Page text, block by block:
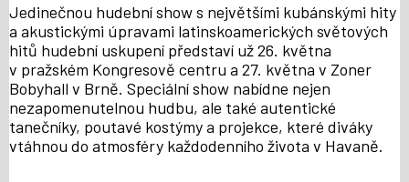
Jedinečnou hudební show s největšími kubánskými hity
a akustickými úpravami latinskoamerických světových
hitů hudební uskupení představí už 26. května
v pražském Kongresově centru a 27. května v Zoner
Bobyhall v Brně. Speciální show nabídne nejen
nezapomenutelnou hudbu, ale také autentické
tanečníky, poutavé kostýmy a projekce, které diváky
vtáhnou do atmosféry každodenního života v Havaně.